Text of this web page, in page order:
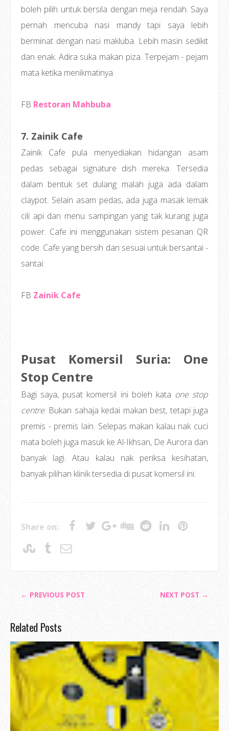
boleh pilih untuk bersila dengan meja rendah. Saya
pernah mencuba nasi mandy tapi saya lebih
berminat dengan nasi makluba. Lebih masin sedikit
dan enak. Adira suka makan piza. Terpejam - pejam
mata ketika menikmatinya.
FB Restoran Mahbuba
7. Zainik Cafe
Zainik Cafe pula menyediakan hidangan asam
pedas sebagai signature dish mereka. Tersedia
dalam bentuk set dulang malah juga ada dalam
claypot. Selain asam pedas, ada juga masak lemak
cili api dan menu sampingan yang tak kurang juga
power. Cafe ini menggunakan sistem pesanan QR
code. Cafe yang bersih dan sesuai untuk bersantai -
santai.
FB Zainik Cafe
Pusat Komersil Suria: One
Stop Centre
Bagi saya, pusat komersil ini boleh kata one stop
centre. Bukan sahaja kedai makan best, tetapi juga
premis - premis lain. Selepas makan kalau nak cuci
mata boleh juga masuk ke Al-Ikhsan, De Aurora dan
banyak lagi. Atau kalau nak periksa kesihatan,
banyak pilihan klinik tersedia di pusat komersil ini.
Share on:
← PREVIOUS POST NEXT POST →
Related Posts